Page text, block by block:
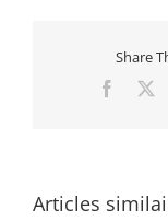
Share
Articles